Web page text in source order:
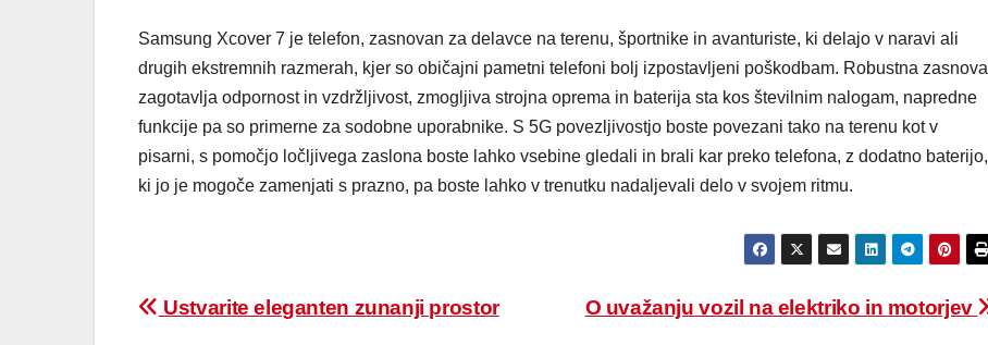
Samsung Xcover 7 je telefon, zasnovan za delavce na terenu, športnike in avanturiste, ki delajo v naravi ali
drugih ekstremnih razmerah, kjer so običajni pametni telefoni bolj izpostavljeni poškodbam. Robustna zasnova
zagotavlja odpornost in vzdržljivost, zmogljiva strojna oprema in baterija sta kos številnim nalogam, napredne
funkcije pa so primerne za sodobne uporabnike. S 5G povezljivostjo boste povezani tako na terenu kot v
pisarni, s pomočjo ločljivega zaslona boste lahko vsebine gledali in brali kar preko telefona, z dodatno baterijo,
ki jo je mogoče zamenjati s prazno, pa boste lahko v trenutku nadaljevali delo v svojem ritmu.
O uvažanju vozil na elektriko in motorjev
Ustvarite eleganten zunanji prostor